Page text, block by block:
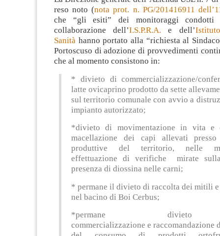
reso noto (nota prot. n. PG/201416911
che “gli esiti” dei monitoraggi
collaborazione dell’I.S.P.R.A. e dell’
Sanità hanno portato alla “richiesta al
Portoscuso di adozione di provvedimenti
che al momento consistono in:
* divieto di commercializzazione/
latte ovicaprino prodotto da sette
sul territorio comunale con avvio a
impianto autorizzato;
*divieto di movimentazione in vita
macellazione dei capi allevati
produttive del territorio, nelle
effettuazione di verifiche mirate
presenza di diossina nelle carni;
* permane il divieto di raccolta dei mitili
nel bacino di Boi Cerbus;
*permane
commercializzazione e raccomandazione